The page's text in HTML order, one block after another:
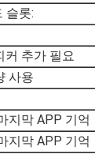
슬롯:
커 추가 필요
사용
지막 APP 기억
지막 APP 기억